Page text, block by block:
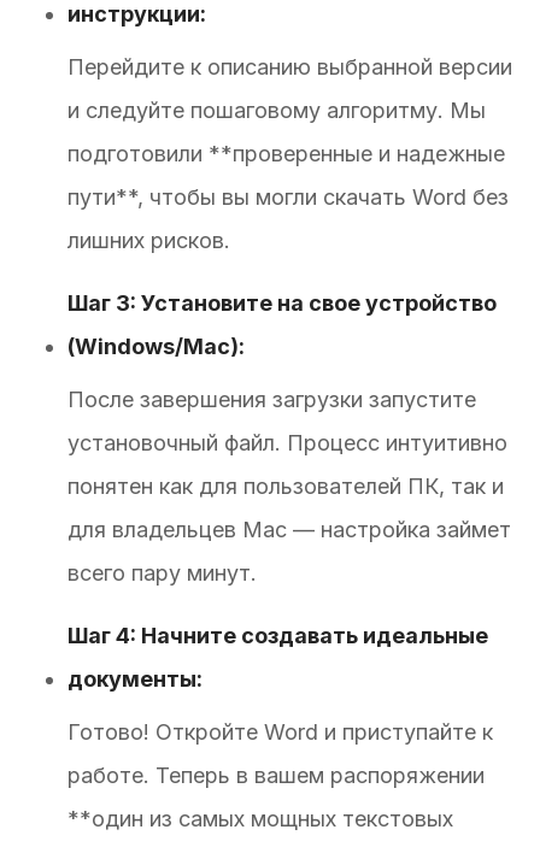
инструкции:
Перейдите к описанию выбранной версии
и следуйте пошаговому алгоритму. Мы
подготовили **проверенные и надежные
пути**, чтобы вы могли скачать Word без
лишних рисков.
Шаг 3: Установите на свое устройство
(Windows/Mac):
После завершения загрузки запустите
установочный файл. Процесс интуитивно
понятен как для пользователей ПК, так и
для владельцев Mac — настройка займет
всего пару минут.
Шаг 4: Начните создавать идеальные
документы:
Готово! Откройте Word и приступайте к
работе. Теперь в вашем распоряжении
**один из самых мощных текстовых